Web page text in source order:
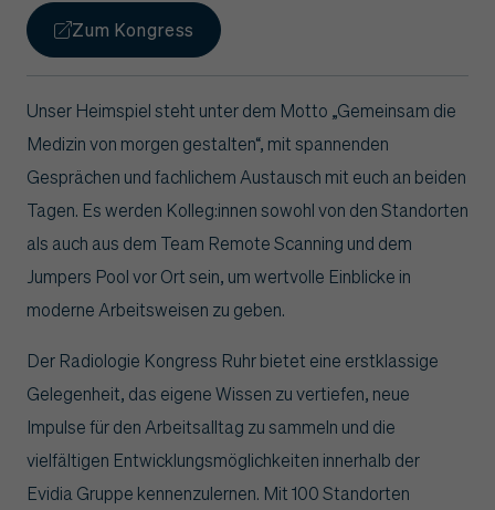
Zum Kongress
Unser Heimspiel steht unter dem Motto „Gemeinsam die
Medizin von morgen gestalten“, mit spannenden
Gesprächen und fachlichem Austausch mit euch an beiden
Tagen. Es werden Kolleg:innen sowohl von den Standorten
als auch aus dem Team Remote Scanning und dem
Jumpers Pool vor Ort sein, um wertvolle Einblicke in
moderne Arbeitsweisen zu geben.
Der Radiologie Kongress Ruhr bietet eine erstklassige
Gelegenheit, das eigene Wissen zu vertiefen, neue
Impulse für den Arbeitsalltag zu sammeln und die
vielfältigen Entwicklungsmöglichkeiten innerhalb der
Evidia Gruppe kennenzulernen. Mit 100 Standorten